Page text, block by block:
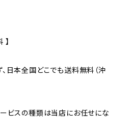
日本全国どこでも送料無料（沖
ビスの種類は当店にお任せにな